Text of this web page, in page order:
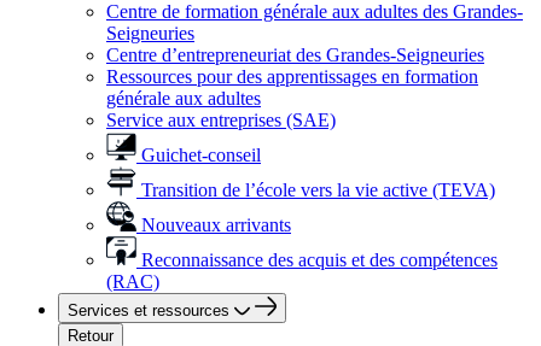
Centre de formation générale aux adultes des Grandes-
Seigneuries
Centre d’entrepreneuriat des Grandes-Seigneuries
Ressources pour des apprentissages en formation
générale aux adultes
Service aux entreprises (SAE)
Guichet-conseil
Transition de l’école vers la vie active (TEVA)
Nouveaux arrivants
Reconnaissance des acquis et des compétences
(RAC)
Services et ressources
Retour